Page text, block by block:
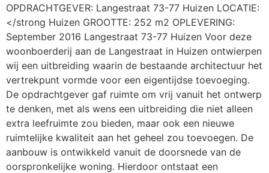
OPDRACHTGEVER: Langestraat 73-77 Huizen LOCATIE:
</strong Huizen GROOTTE: 252 m2 OPLEVERING:
September 2016 Langestraat 73-77 Huizen Voor deze
woonboerderij aan de Langestraat in Huizen ontwierpen
wij een uitbreiding waarin de bestaande architectuur het
vertrekpunt vormde voor een eigentijdse toevoeging.
De opdrachtgever gaf ruimte om vrij vanuit het ontwerp
te denken, met als wens een uitbreiding die niet alleen
extra leefruimte zou bieden, maar ook een nieuwe
ruimtelijke kwaliteit aan het geheel zou toevoegen. De
aanbouw is ontwikkeld vanuit de doorsnede van de
oorspronkelijke woning. Hierdoor ontstaat een